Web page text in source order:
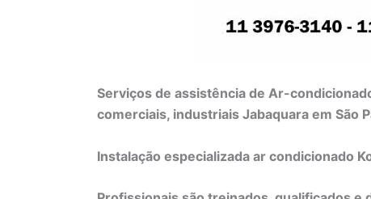
Serviços de assistência de Ar-
comerciais, industriais Jabaquara em São
Instalação especializada ar condicionado